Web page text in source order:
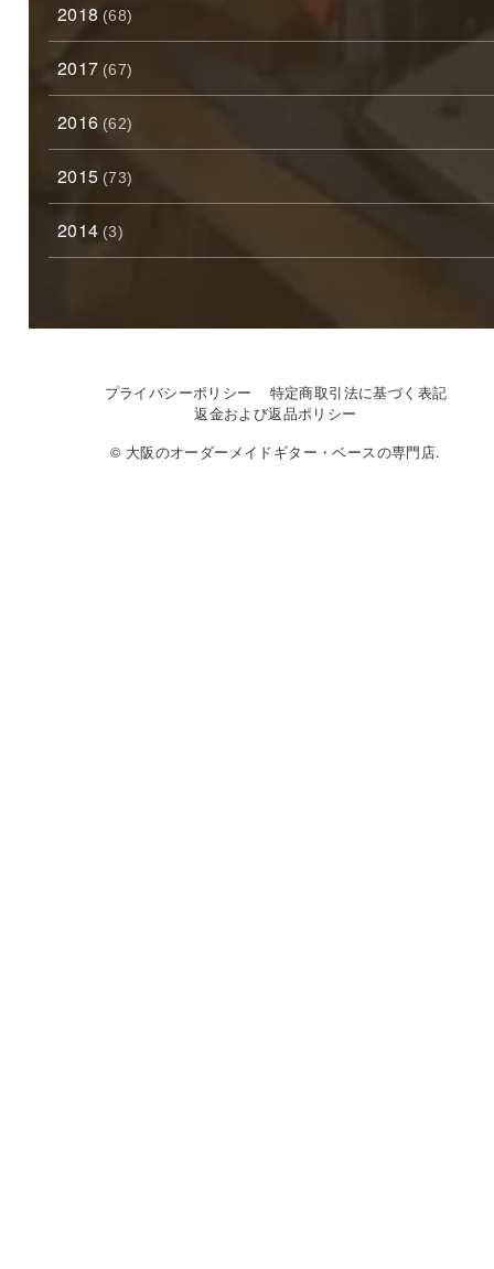
2018 (68)
2017 (67)
2016 (62)
2015 (73)
2014 (3)
プライバシーポリシー
特定商取引法に基づく表記
返金および返品ポリシー
© 大阪のオーダーメイドギター・ベースの専門店.